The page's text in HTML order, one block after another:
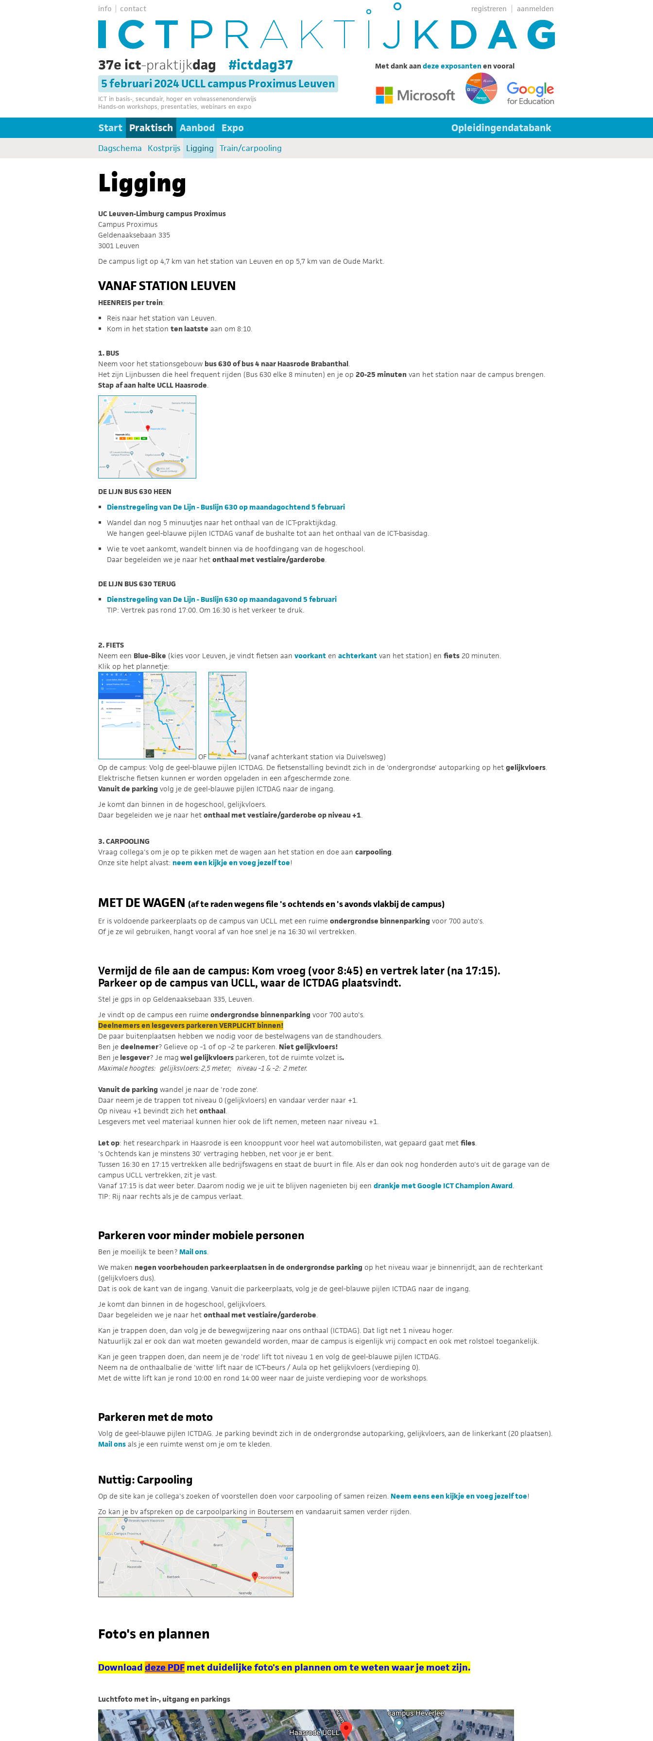
info contact aanmelden
registreren
Met dank aan deze exposantenen vooral
37e ict-praktijkdag #ictdag37
5 februari 2024 UCLL campus Proximus Leuven
ICT in basis-, secundair, hoger en volwassenenonderwijs
Hands-on workshops, presentaties, webinars en expo
Start Praktisch Aanbod Expo Opleidingendatabank
Dagschema Kostprijs Ligging Train/carpooling
Ligging
UC Leuven-Limburg campus Proximus
Campus Proximus
Geldenaaksebaan 335
3001 Leuven
De campus ligt op 4,7 km van het station van Leuven en op 5,7 km van de Oude Markt.
VANAF STATION LEUVEN
HEENREIS per trein:
Reis naar het station van Leuven.
Kom in het station ten laatste aan om 8:10.
1. BUS
Neem voor het stationsgebouw bus 630 of bus 4 naar Haasrode Brabanthal.
Het zijn Lijnbussen die heel frequent rijden (Bus 630 elke 8 minuten) en je op 20-25 minuten van het station naar de campus brengen.
Stap af aan halte UCLL Haasrode.
DE LIJN BUS 630 HEEN
Dienstregeling van De Lijn - Buslijn 630 op maandagochtend 5 februari
Wandel dan nog 5 minuutjes naar het onthaal van de ICT-praktijkdag.
We hangen geel-blauwe pijlen ICTDAG vanaf de bushalte tot aan het onthaal van de ICT-basisdag.
Wie te voet aankomt, wandelt binnen via de hoofdingang van de hogeschool.
Daar begeleiden we je naar het onthaal met vestiaire/garderobe.
DE LIJN BUS 630 TERUG
Dienstregeling van De Lijn - Buslijn 630 op maandagavond 5 februari
TIP: Vertrek pas rond 17:00. Om 16:30 is het verkeer te druk.
2. FIETS
Neem een Blue-Bike (kies voor Leuven, je vindt fietsen aan voorkant en achterkant van het station) en fiets 20 minuten.
Klik op het plannetje:
OF
(vanaf achterkant station via Duivelsweg)
Op de campus: Volg de geel-blauwe pijlen ICTDAG. De fietsenstalling bevindt zich in de 'ondergrondse' autoparking op het gelijkvloers.
Elektrische fietsen kunnen er worden opgeladen in een afgeschermde zone.
Vanuit de parking volg je de geel-blauwe pijlen ICTDAG naar de ingang.
Je komt dan binnen in de hogeschool, gelijkvloers.
Daar begeleiden we je naar het onthaal met vestiaire/garderobe op niveau +1.
3. CARPOOLING
Vraag collega's om je op te pikken met de wagen aan het station en doe aan carpooling.
Onze site helpt alvast: neem een kijkje en voeg jezelf toe!
MET DE WAGEN (af te raden wegens file 's ochtends en 's avonds vlakbij de campus)
Er is voldoende parkeerplaats op de campus van UCLL met een ruime ondergrondse binnenparking voor 700 auto's.
Of je ze wil gebruiken, hangt vooral af van hoe snel je na 16:30 wil vertrekken.
Vermijd de file aan de campus: Kom vroeg (voor 8:45) en vertrek later (na 17:15).
Parkeer op de campus van UCLL, waar de ICTDAG plaatsvindt.
Stel je gps in op Geldenaaksebaan 335, Leuven.
Je vindt op de campus een ruime ondergrondse binnenparking voor 700 auto's.
Deelnemers en lesgevers parkeren VERPLICHT binnen!
De paar buitenplaatsen hebben we nodig voor de bestelwagens van de standhouders.
Ben je deelnemer? Gelieve op -1 of op -2 te parkeren. Niet gelijkvloers!
Ben je lesgever? Je mag wel gelijkvloers parkeren, tot de ruimte volzet is.
Maximale hoogtes: gelijksvloers: 2,5 meter; niveau -1 & -2: 2 meter.
Vanuit de parking wandel je naar de 'rode zone'.
Daar neem je de trappen tot niveau 0 (gelijkvloers) en vandaar verder naar +1.
Op niveau +1 bevindt zich het onthaal.
Lesgevers met veel materiaal kunnen hier ook de lift nemen, meteen naar niveau +1.
Let op: het researchpark in Haasrode is een knooppunt voor heel wat automobilisten, wat gepaard gaat met files.
's Ochtends kan je minstens 30' vertraging hebben, net voor je er bent.
Tussen 16:30 en 17:15 vertrekken alle bedrijfswagens en staat de buurt in file. Als er dan ook nog honderden auto's uit de garage van de
campus UCLL vertrekken, zit je vast.
Vanaf 17:15 is dat weer beter. Daarom nodig we je uit te blijven nagenieten bij een drankje met Google ICT Champion Award.
TIP: Rij naar rechts als je de campus verlaat.
Parkeren voor minder mobiele personen
Ben je moeilijk te been? Mail ons.
We maken negen voorbehouden parkeerplaatsen in de ondergrondse parking op het niveau waar je binnenrijdt, aan de rechterkant
(gelijkvloers dus).
Dat is ook de kant van de ingang. Vanuit die parkeerplaats, volg je de geel-blauwe pijlen ICTDAG naar de ingang.
Je komt dan binnen in de hogeschool, gelijkvloers.
Daar begeleiden we je naar het onthaal met vestiaire/garderobe.
Kan je trappen doen, dan volg je de bewegwijzering naar ons onthaal (ICTDAG). Dat ligt net 1 niveau hoger.
Natuurlijk zal er ook dan wat moeten gewandeld worden, maar de campus is eigenlijk vrij compact en ook met rolstoel toegankelijk.
Kan je geen trappen doen, dan neem je de 'rode' lift tot niveau 1 en volg de geel-blauwe pijlen ICTDAG.
Neem na de onthaalbalie de 'witte' lift naar de ICT-beurs / Aula op het gelijkvloers (verdieping 0).
Met de witte lift kan je rond 10:00 en rond 14:00 weer naar de juiste verdieping voor de workshops.
Parkeren met de moto
Volg de geel-blauwe pijlen ICTDAG. Je parking bevindt zich in de ondergrondse autoparking, gelijkvloers, aan de linkerkant (20 plaatsen).
Mail ons als je een ruimte wenst om je om te kleden.
Nuttig: Carpooling
Op de site kan je collega's zoeken of voorstellen doen voor carpooling of samen reizen. Neem eens een kijkje en voeg jezelf toe!
Zo kan je bv afspreken op de carpoolparking in Boutersem en vandaaruit samen verder rijden.
Foto's en plannen
Download deze PDF met duidelijke foto's en plannen om te weten waar je moet zijn.
Luchtfoto met in-, uitgang en parkings